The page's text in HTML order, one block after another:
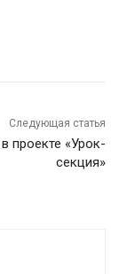
Следующая статья
проекте «Урок-
секция»